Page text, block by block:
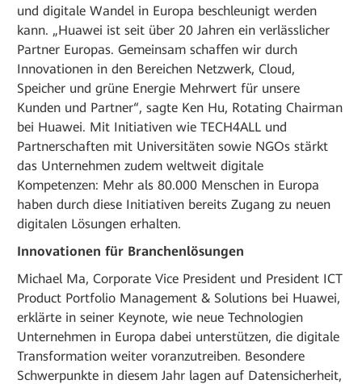
und digitale Wandel in Europa beschleunigt werden
kann. „Huawei ist seit über 20 Jahren ein verlässlicher
Partner Europas. Gemeinsam schaffen wir durch
Innovationen in den Bereichen Netzwerk, Cloud,
Speicher und grüne Energie Mehrwert für unsere
Kunden und Partner“, sagte Ken Hu, Rotating Chairman
bei Huawei. Mit Initiativen wie TECH4ALL und
Partnerschaften mit Universitäten sowie NGOs stärkt
das Unternehmen zudem weltweit digitale
Kompetenzen: Mehr als 80.000 Menschen in Europa
haben durch diese Initiativen bereits Zugang zu neuen
digitalen Lösungen erhalten.
Innovationen für Branchenlösungen
Michael Ma, Corporate Vice President und President ICT
Product Portfolio Management & Solutions bei Huawei,
erklärte in seiner Keynote, wie neue Technologien
Unternehmen in Europa dabei unterstützen, die digitale
Transformation weiter voranzutreiben. Besondere
Schwerpunkte in diesem Jahr lagen auf Datensicherheit,